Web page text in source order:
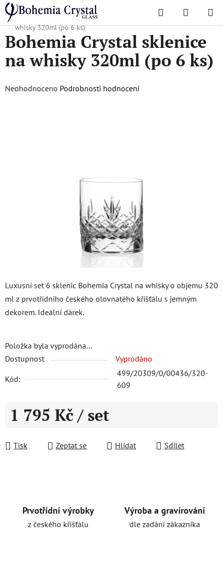
Přejít
na
obsah
Hledat
KOŠÍK
Domů
/ Sklenice Sklenice na whisky
Bohemia Crystal sklenice na
whisky 320ml (po 6 ks)
Luxusní set 6 sklenic Bohemia Crystal na whisky o objemu 320
ml z prvotřídního českého olovnatého křišťálu s jemným
dekorem. Ideální dárek.
Položka byla vyprodána…
Dostupnost
Vyprodáno
Kód:
499/20309/0/00436/320-
609
1 795 Kč / set
Tisk
Zeptat se Hlídat Sdílet
Bohemia Crystal sklenice
na whisky 320ml (po 6 ks)
Průměrné
Neohodnoceno Podrobnosti hodnocení
Prvotřídní výrobky
z českého křišťálu
Výroba a gravírování
dle zadání zákazníka